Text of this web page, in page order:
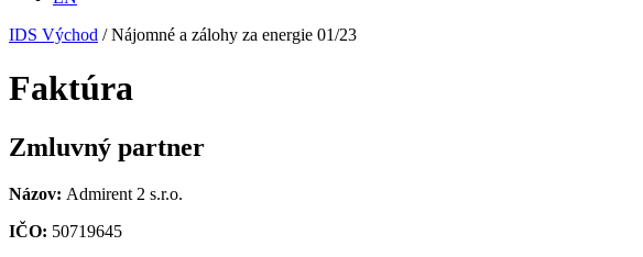
IDS Východ /Nájomné a zálohy za energie 01/23
Faktúra
Zmluvný partner
Názov: Admirent 2 s.r.o.
IČO: 50719645